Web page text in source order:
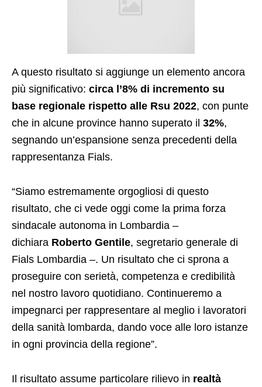
A questo risultato si aggiunge un elemento ancora
più significativo: circa l’8% di incremento su
base regionale rispetto alle Rsu 2022, con punte
che in alcune province hanno superato il 32%,
segnando un’espansione senza precedenti della
rappresentanza Fials.
“Siamo estremamente orgogliosi di questo
risultato, che ci vede oggi come la prima forza
sindacale autonoma in Lombardia –
dichiara Roberto Gentile, segretario generale di
Fials Lombardia –. Un risultato che ci sprona a
proseguire con serietà, competenza e credibilità
nel nostro lavoro quotidiano. Continueremo a
impegnarci per rappresentare al meglio i lavoratori
della sanità lombarda, dando voce alle loro istanze
in ogni provincia della regione”.
Il risultato assume particolare rilievo in realtà